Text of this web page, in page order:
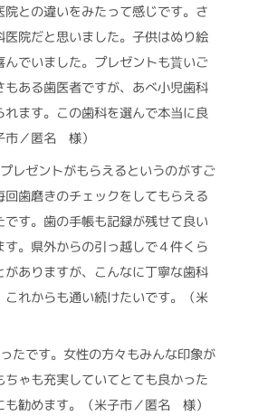
院との違いをみたって感じです。さ
医院だと思いました。子供はぬり絵
んでいました。プレゼントも貰いご
ある歯医者ですが、あべ小児歯科
れます。この歯科を選んで本当に良
市／匿名 様）
レゼントがもらえるというのがすご
回歯磨きのチェックをしてもらえる
です。歯の手帳も記録が残せて良い
。県外からの引っ越しで４件くら
がありますが、こんなに丁寧な歯科
これからも通い続けたいです。（米
たです。女性の方々もみんな印象が
ちゃも充実していてとても良かった
も勧めます。（米子市／匿名 様）